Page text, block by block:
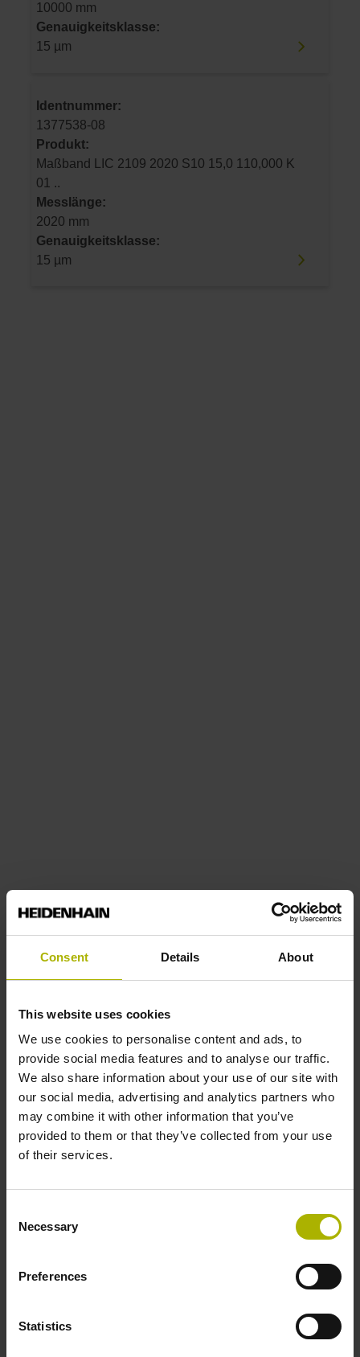
Consent Details About
This website uses cookies
We use cookies to personalise content and ads, to
provide social media features and to analyse our traffic.
We also share information about your use of our site with
our social media, advertising and analytics partners who
may combine it with other information that you’ve
provided to them or that they’ve collected from your use
of their services.
Selection
Necessary
Preferences
Statistics
10000 mm
Genauigkeitsklasse:
15 µm
Identnummer:
1377538-08
Produkt:
Maßband LIC 2109 2020 S10 15,0 110,000 K
01 ..
Messlänge:
2020 mm
Genauigkeitsklasse:
15 µm